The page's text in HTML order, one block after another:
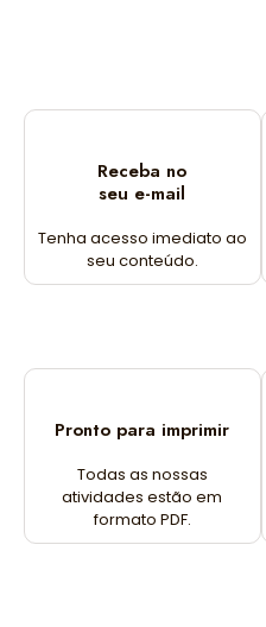
Receba no
seu e-mail
Tenha acesso imediato ao
seu conteúdo.
Pronto para imprimir
Todas as nossas
atividades estão em
formato PDF.